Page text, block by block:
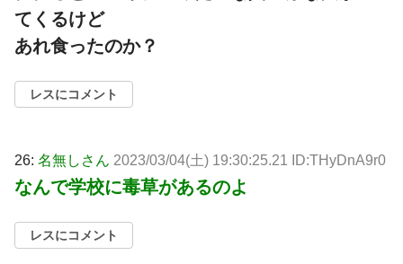
てくるけど
あれ食ったのか？
レスにコメント
26: 名無しさん 2023/03/04(土) 19:30:25.21 ID:THyDnA9r0
なんで学校に毒草があるのよ
レスにコメント